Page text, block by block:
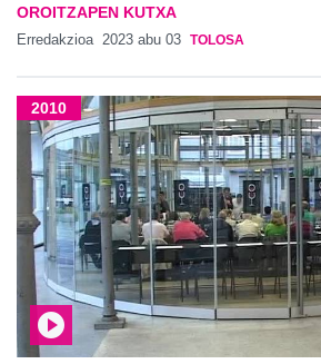
OROITZAPEN KUTXA
Erredakzioa 2023 abu 03 TOLOSA
2010